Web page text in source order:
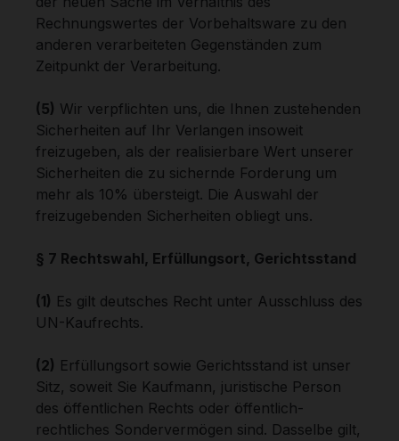
Rechnungswertes der Vorbehaltsware zu den
anderen verarbeiteten Gegenständen zum
Zeitpunkt der Verarbeitung.
(5) Wir verpflichten uns, die Ihnen zustehenden
Sicherheiten auf Ihr Verlangen insoweit
freizugeben, als der realisierbare Wert unserer
Sicherheiten die zu sichernde Forderung um
mehr als 10% übersteigt. Die Auswahl der
freizugebenden Sicherheiten obliegt uns.
§ 7 Rechtswahl, Erfüllungsort, Gerichtsstand
(1) Es gilt deutsches Recht unter Ausschluss des
UN-Kaufrechts.
(2) Erfüllungsort sowie Gerichtsstand ist unser
Sitz, soweit Sie Kaufmann, juristische Person
des öffentlichen Rechts oder öffentlich-
rechtliches Sondervermögen sind. Dasselbe gilt,